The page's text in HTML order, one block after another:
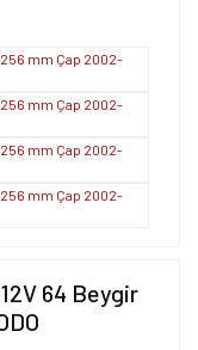
64 Beygir